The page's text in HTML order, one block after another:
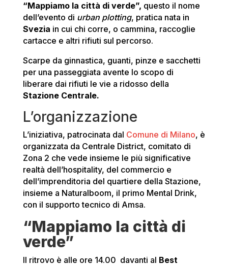
“Mappiamo la città di verde”, questo il nome
dell’evento di urban plotting, pratica nata in
Svezia in cui chi corre, o cammina, raccoglie
cartacce e altri rifiuti sul percorso.
Scarpe da ginnastica, guanti, pinze e sacchetti
per una passeggiata avente lo scopo di
liberare dai rifiuti le vie a ridosso della
Stazione Centrale.
L’organizzazione
L’iniziativa, patrocinata dal Comune di Milano, è
organizzata da Centrale District, comitato di
Zona 2 che vede insieme le più significative
realtà dell’hospitality, del commercio e
dell’imprenditoria del quartiere della Stazione,
insieme a Naturalboom, il primo Mental Drink,
con il supporto tecnico di Amsa.
“Mappiamo la città di
verde”
Il ritrovo è alle ore 14.00 davanti al Best